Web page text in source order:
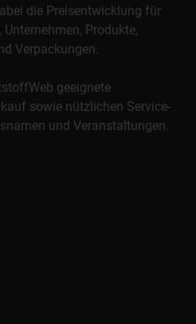
die Preisentwicklung für
Produkte,
Verpackungen.
geeignete
sowie nützlichen Service-
und Veranstaltungen.